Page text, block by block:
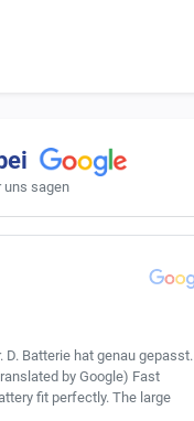
uns sagen
D. Batterie hat genau gepasst.
by Google) Fast
fit perfectly. The large